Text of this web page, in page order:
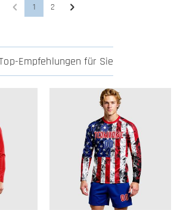
1 2
Empfehlungen für Sie